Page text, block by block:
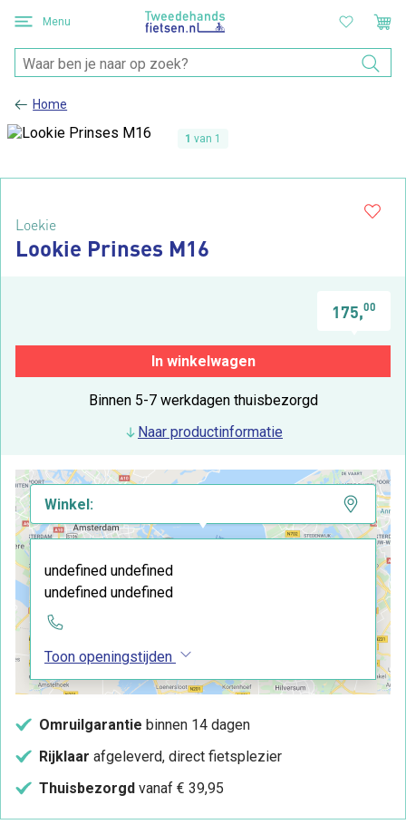
Menu
Home
1 van 1
Loekie
Lookie Prinses M16
175,00
In winkelwagen
Binnen 5-7 werkdagen thuisbezorgd
Naar productinformatie
Winkel:
undefined undefined
undefined undefined
Toon openingstijden
Omruilgarantie binnen 14 dagen
Rijklaar afgeleverd, direct fietsplezier
Thuisbezorgd vanaf € 39,95